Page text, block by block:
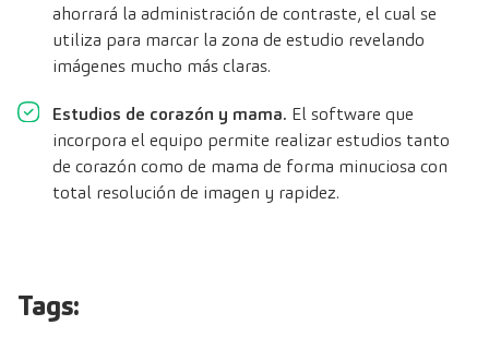
ahorrará la administración de contraste, el cual se
utiliza para marcar la zona de estudio revelando
imágenes mucho más claras.
Estudios de corazón y mama. El software que
incorpora el equipo permite realizar estudios tanto
de corazón como de mama de forma minuciosa con
total resolución de imagen y rapidez.
Tags: